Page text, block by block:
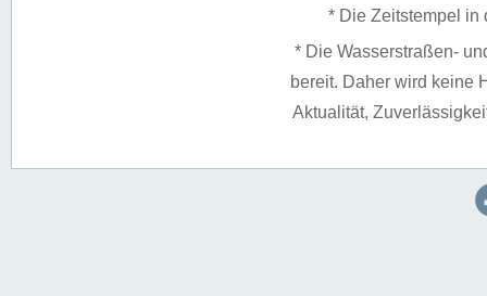
* Die Zeitstempel in
* Die Wasserstraßen-
bereit. Daher wird keine
Aktualität,